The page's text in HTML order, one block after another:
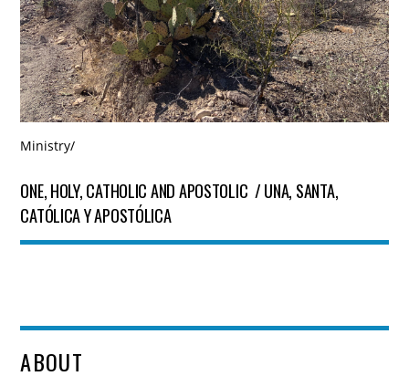
Ministry/
ONE, HOLY, CATHOLIC AND APOSTOLIC / UNA, SANTA,
CATÓLICA Y APOSTÓLICA
ABOUT